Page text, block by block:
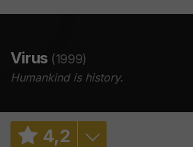
Virus (1999)
Humankind is history.
4,2